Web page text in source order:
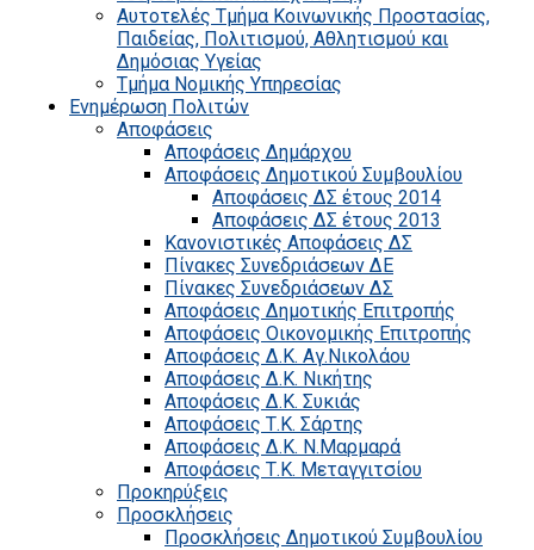
Αυτοτελές Τμήμα Κοινωνικής Προστασίας,
Παιδείας, Πολιτισμού, Αθλητισμού και
Δημόσιας Υγείας
Τμήμα Νομικής Υπηρεσίας
Ενημέρωση Πολιτών
Αποφάσεις
Αποφάσεις Δημάρχου
Αποφάσεις Δημοτικού Συμβουλίου
Αποφάσεις ΔΣ έτους 2014
Αποφάσεις ΔΣ έτους 2013
Κανονιστικές Αποφάσεις ΔΣ
Πίνακες Συνεδριάσεων ΔΕ
Πίνακες Συνεδριάσεων ΔΣ
Αποφάσεις Δημοτικής Επιτροπής
Αποφάσεις Οικονομικής Επιτροπής
Αποφάσεις Δ.Κ. Αγ.Νικολάου
Αποφάσεις Δ.Κ. Νικήτης
Αποφάσεις Δ.Κ. Συκιάς
Αποφάσεις Τ.Κ. Σάρτης
Αποφάσεις Δ.Κ. Ν.Μαρμαρά
Αποφάσεις Τ.Κ. Μεταγγιτσίου
Προκηρύξεις
Προσκλήσεις
Προσκλήσεις Δημοτικού Συμβουλίου